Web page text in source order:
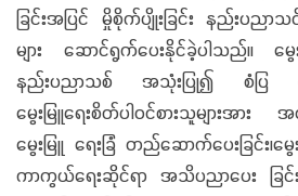
ခြင်းအပြင် မှိုစိုက်ပျိုးခြင်း နည်းပညာသ
များ ဆောင်ရွက်ပေးနိုင်ခဲ့ပါသည်။ မွေ
နည်းပညာသစ် အသုံးပြု၍ စံပြ ဝ
မွေးမြူရေးစိတ်ပါဝင်စားသူများအာ
မွေးမြူ ရေးခြံ တည်ဆောက်ပေးခြင်း၊မွ
ကာကွယ်ရေးဆိုင်ရာ အသိပညာပေး ခြင်